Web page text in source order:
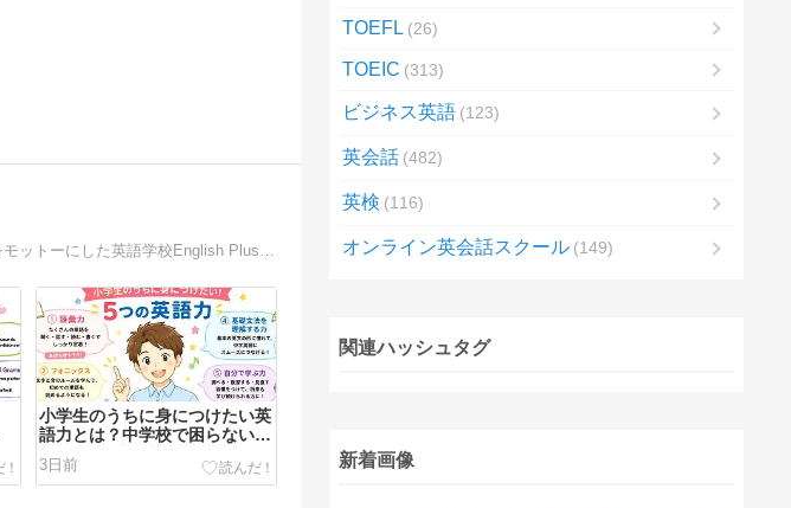
小学生のうちに身につけたい英
語力とは？中学校で困らないた
めの5つの力を英語講師が解説
3日前
TOEFL 26
TOEIC 313
ビジネス英語 123
英会話 482
英検 116
オンライン英会話スクール 149
関連ハッシュタグ
新着画像